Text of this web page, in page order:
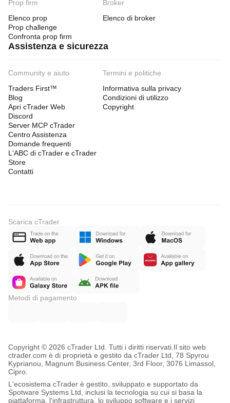
Prop firm
Elenco prop
Prop challenge
Confronta prop firm
Broker
Elenco di broker
Assistenza e sicurezza
Community e aiuto
Traders First™
Blog
Apri cTrader Web
Discord
Server MCP cTrader
Centro Assistenza
Domande frequenti
L'ABC di cTrader e cTrader
Store
Contatti
Termini e politiche
Informativa sulla privacy
Condizioni di utilizzo
Copyright
Scarica cTrader
Metodi di pagamento
Copyright © 2026 cTrader Ltd. Tutti i diritti riservati. Il sito web
ctrader.com è di proprietà e gestito da cTrader Ltd, 78 Spyrou
Kyprianou, Magnum Business Center, 3rd Floor, 3076 Limassol,
Cipro.
L'ecosistema cTrader è gestito, sviluppato e supportato da
Spotware Systems Ltd, inclusi la tecnologia su cui si basa la
piattaforma, l'infrastruttura, lo sviluppo software e i servizi